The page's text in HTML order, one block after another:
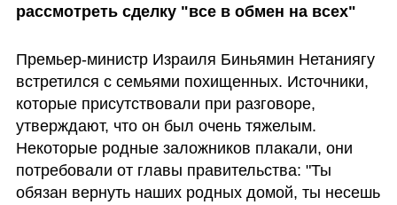
рассмотреть сделку "все в обмен на всех"
Премьер-министр Израиля Биньямин Нетаниягу
встретился с семьями похищенных. Источники,
которые присутствовали при разговоре,
утверждают, что он был очень тяжелым.
Некоторые родные заложников плакали, они
потребовали от главы правительства: "Ты
обязан вернуть наших родных домой, ты несешь